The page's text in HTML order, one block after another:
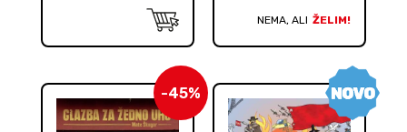
NEMA, ALI ŽELIM!
-45%